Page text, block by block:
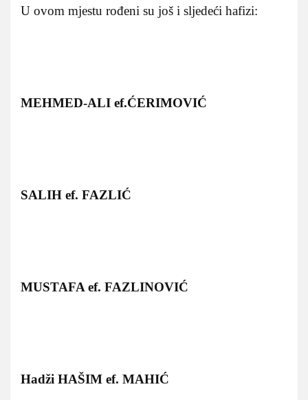
U ovom mjestu rođeni su još i sljedeći hafizi:
MEHMED-ALI ef.ĆERIMOVIĆ
SALIH ef. FAZLIĆ
MUSTAFA ef. FAZLINOVIĆ
Hadži HAŠIM ef. MAHIĆ